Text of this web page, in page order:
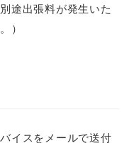
途出張料が発生いた
）
イスをメールで送付